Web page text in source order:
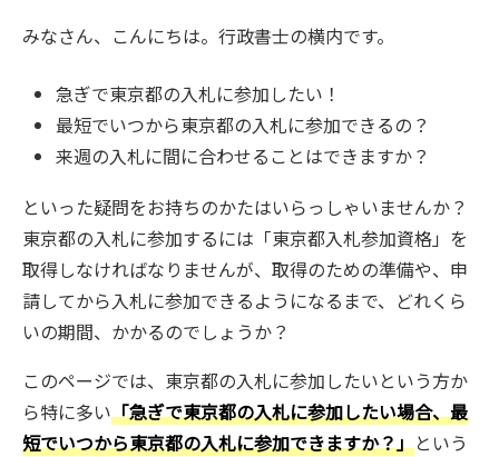
みなさん、こんにちは。行政書士の横内です。
急ぎで東京都の入札に参加したい！
最短でいつから東京都の入札に参加できるの？
来週の入札に間に合わせることはできますか？
といった疑問をお持ちのかたはいらっしゃいませんか？
東京都の入札に参加するには「東京都入札参加資格」を
取得しなければなりませんが、取得のための準備や、申
請してから入札に参加できるようになるまで、どれくら
いの期間、かかるのでしょうか？
このページでは、東京都の入札に参加したいという方か
ら特に多い「急ぎで東京都の入札に参加したい場合、最
短でいつから東京都の入札に参加できますか？」という